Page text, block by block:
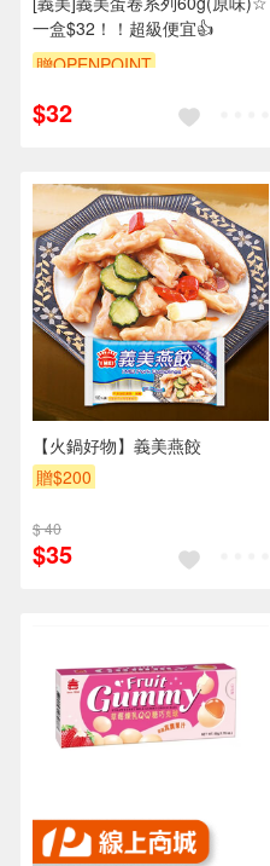
一盒$32！！超級便宜👍
贈OPENPOINT
$32
【火鍋好物】義美燕餃
贈$200
$ 40
$35